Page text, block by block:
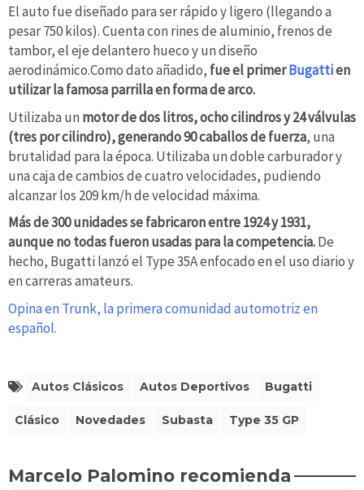
El auto fue diseñado para ser rápido y ligero (llegando a
pesar 750 kilos). Cuenta con rines de aluminio, frenos de
tambor, el eje delantero hueco y un diseño
aerodinámico.Como dato añadido, fue el primerBugattien
utilizar la famosa parrilla en forma de arco.
Utilizaba un motor de dos litros, ocho cilindros y 24 válvulas
(tres por cilindro), generando 90 caballos de fuerza, una
brutalidad para la época. Utilizaba un doble carburador y
una caja de cambios de cuatro velocidades, pudiendo
alcanzar los 209 km/h de velocidad máxima.
Más de 300 unidades se fabricaron entre 1924 y 1931,
aunque no todas fueron usadas para la competencia.De
hecho, Bugatti lanzó el Type 35A enfocado en el uso diario y
en carreras amateurs.
Opina en Trunk, la primera comunidad automotriz en
español.
Autos Clásicos Autos Deportivos Bugatti
Clásico Novedades Subasta Type 35 GP
Marcelo Palomino recomienda